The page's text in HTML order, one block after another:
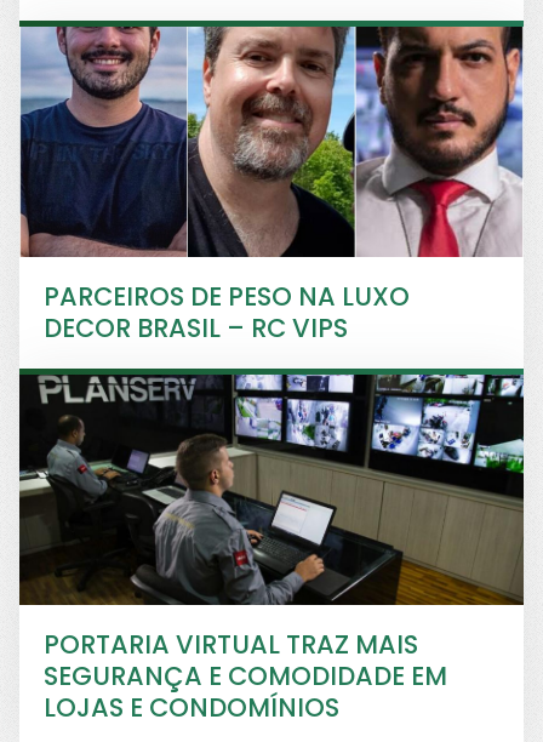
PARCEIROS DE PESO NA LUXO
DECOR BRASIL – RC VIPS
PORTARIA VIRTUAL TRAZ MAIS
SEGURANÇA E COMODIDADE EM
LOJAS E CONDOMÍNIOS